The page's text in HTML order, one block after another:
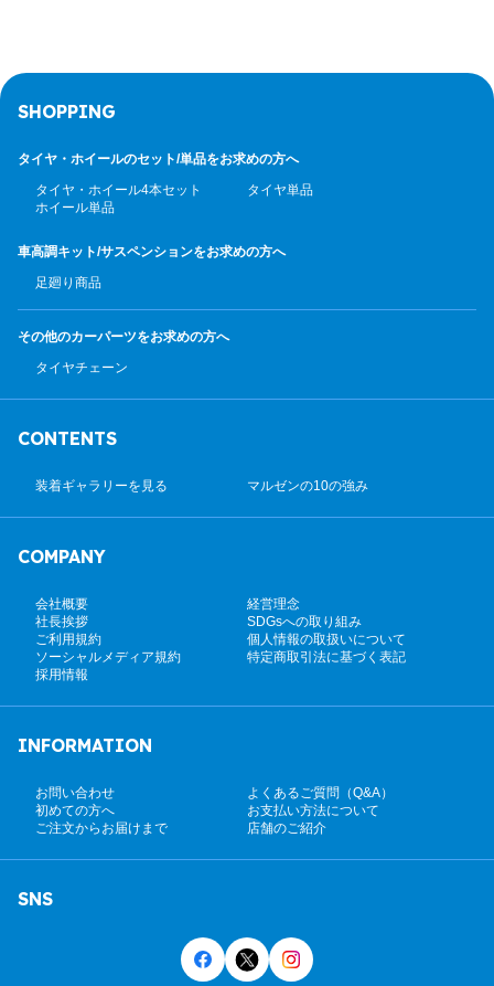
SHOPPING
タイヤ・ホイールのセット/単品をお求めの方へ
タイヤ・ホイール4本セット
タイヤ単品
ホイール単品
車高調キット/サスペンションをお求めの方へ
足廻り商品
その他のカーパーツをお求めの方へ
タイヤチェーン
CONTENTS
装着ギャラリーを見る マルゼンの10の強み
COMPANY
会社概要
経営理念
社長挨拶
SDGsへの取り組み
ご利用規約
個人情報の取扱いについて
ソーシャルメディア規約
特定商取引法に基づく表記
採用情報
INFORMATION
お問い合わせ
よくあるご質問（Q&A）
初めての方へ
お支払い方法について
ご注文からお届けまで
店舗のご紹介
SNS